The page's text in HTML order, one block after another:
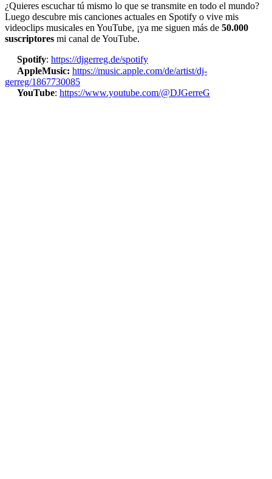
¿Quieres escuchar tú mismo lo que se transmite en todo el mundo?
Luego descubre mis canciones actuales en Spotify o vive mis
videoclips musicales en YouTube, ¡ya me siguen más de 50.000
suscriptores mi canal de YouTube.
Spotify: https://djgerreg.de/spotify
AppleMusic: https://music.apple.com/de/artist/dj-
gerreg/1867730085
YouTube: https://www.youtube.com/@DJGerreG